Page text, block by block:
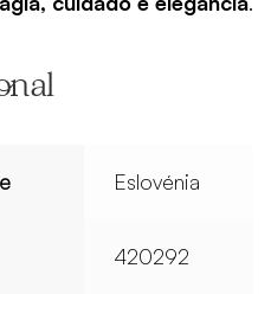
Eslovénia
420292